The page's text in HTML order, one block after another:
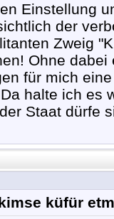
Einstellung
der
Zweig
Ohne
für mich
halte ich es
Staat dürfe
küfür